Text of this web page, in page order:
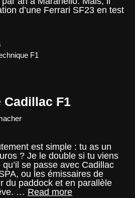
d’une Ferrari SF23 en test
F1
Cadillac F1
est simple : tu as un
? Je le double si tu viens
se passe avec Cadillac
ou les émissaires de
du paddock et en parallèle
… Read moreL’offensive